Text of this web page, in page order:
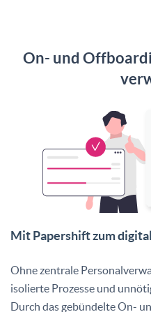
On- und
Mit Papershift zum
Ohne zentrale
isolierte Prozesse und
Durch das gebündelte On-